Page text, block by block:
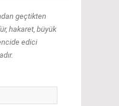
geçtikten
hakaret, büyük
edici